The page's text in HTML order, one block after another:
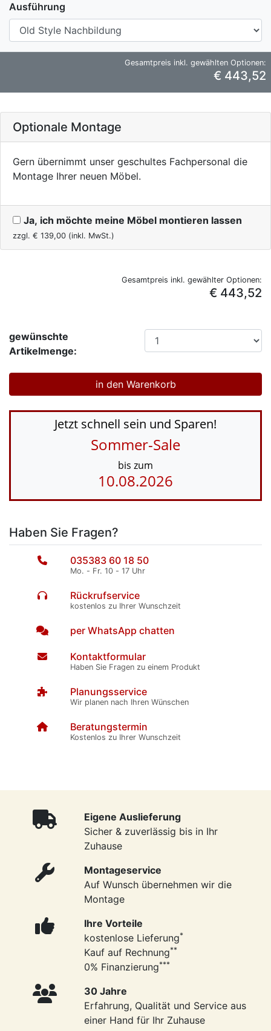
Ausführung
Gesamtpreis inkl. gewählten Optionen:
€ 443,52
Optionale Montage
Gern übernimmt unser geschultes Fachpersonal die
Montage Ihrer neuen Möbel.
Ja, ich möchte meine Möbel montieren lassen
zzgl. € 139,00 (inkl. MwSt.)
Gesamtpreis inkl. gewählter Optionen:
€ 443,52
gewünschte
Artikelmenge:
Jetzt schnell sein und Sparen!
Sommer-Sale
bis zum
10.08.2026
Haben Sie Fragen?
035383 60 18 50
Mo. - Fr. 10 - 17 Uhr
Rückrufservice
kostenlos zu Ihrer Wunschzeit
per WhatsApp chatten
Kontaktformular
Haben Sie Fragen zu einem Produkt
Planungsservice
Wir planen nach Ihren Wünschen
Beratungstermin
Kostenlos zu Ihrer Wunschzeit
Eigene Auslieferung
Sicher & zuverlässig bis in Ihr
Zuhause
Montageservice
Auf Wunsch übernehmen wir die
Montage
Ihre Vorteile
kostenlose Lieferung*
Kauf auf Rechnung**
0% Finanzierung***
30 Jahre
Erfahrung, Qualität und Service aus
einer Hand für Ihr Zuhause